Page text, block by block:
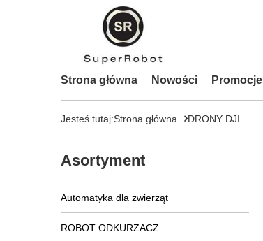
Strona główna Nowości Promocje
Jesteś tutaj:Strona główna DRONY DJI
Asortyment
Automatyka dla zwierząt
ROBOT ODKURZACZ